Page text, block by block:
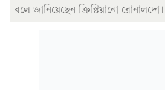
বলে জানিয়েছেন ক্রিস্টিয়ানো